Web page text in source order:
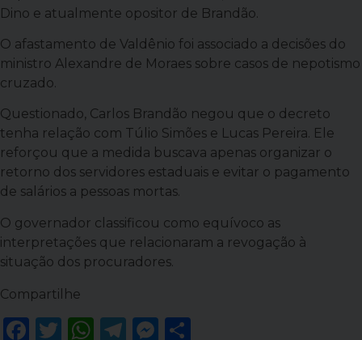
Dino e atualmente opositor de Brandão.
O afastamento de Valdênio foi associado a decisões do
ministro Alexandre de Moraes sobre casos de nepotismo
cruzado.
Questionado, Carlos Brandão negou que o decreto
tenha relação com Túlio Simões e Lucas Pereira. Ele
reforçou que a medida buscava apenas organizar o
retorno dos servidores estaduais e evitar o pagamento
de salários a pessoas mortas.
O governador classificou como equívoco as
interpretações que relacionaram a revogação à
situação dos procuradores.
Compartilhe
Facebook
Twitter
WhatsApp
Telegram
Messenger